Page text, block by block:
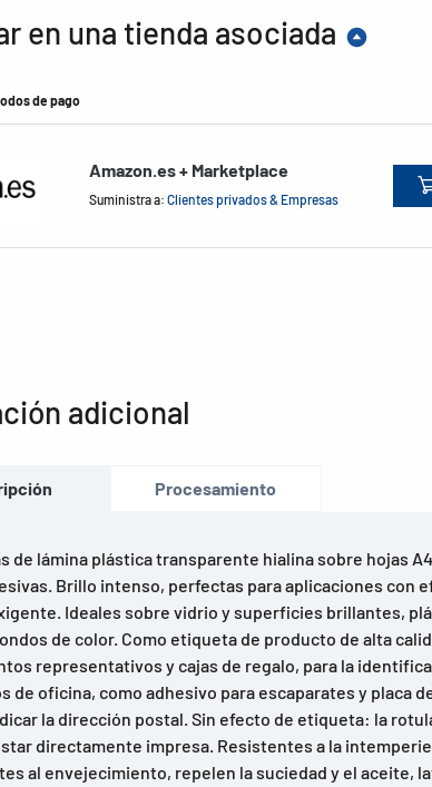
en una tienda asociada
de pago
Amazon.es + Marketplace
Suministra a: Clientes privados & Empresas
adicional
Procesamiento
de lámina plástica transparente hialina sobre hojas
Brillo intenso, perfectas para aplicaciones con
Ideales sobre vidrio y superficies brillantes,
de color. Como etiqueta de producto de alta
representativos y cajas de regalo, para la
de oficina, como adhesivo para escaparates y placa
la dirección postal. Sin efecto de etiqueta: la
directamente impresa. Resistentes a la
al envejecimiento, repelen la suciedad y el aceite,